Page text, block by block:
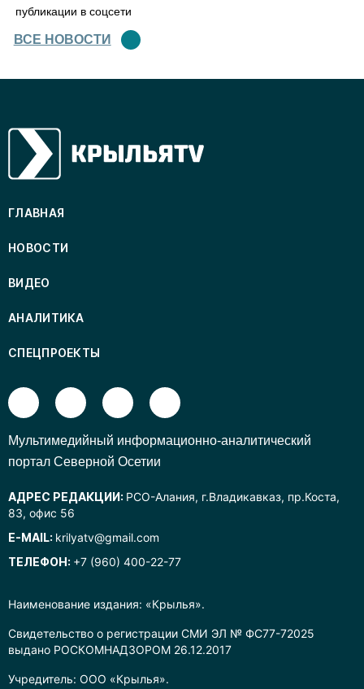
публикации в соцсети
ВСЕ НОВОСТИ
Наименование издания: «Крылья».
Свидетельство о регистрации СМИ ЭЛ № ФС77-72025
выдано РОСКОМНАДЗОРОМ 26.12.2017
Учредитель: ООО «Крылья».
ГЛАВНАЯ
НОВОСТИ
ВИДЕО
АНАЛИТИКА
СПЕЦПРОЕКТЫ
Mультимедийный информационно-аналитический
портал Северной Осетии
АДРЕС РЕДАКЦИИ: РСО-Алания, г.Владикавказ, пр.Коста,
83, офис 56
E-MAIL: krilyatv@gmail.com
ТЕЛЕФОН: +7 (960) 400-22-77